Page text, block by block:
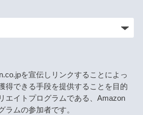
を宣伝しリンクすることによっ
得できる手段を提供することを目的
エイトプログラムである、Amazon
ラムの参加者です。